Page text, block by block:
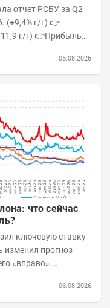
05.08.2026
что сейчас
ключевую ставку
изменил прогноз
«вправо».
06.08.2026